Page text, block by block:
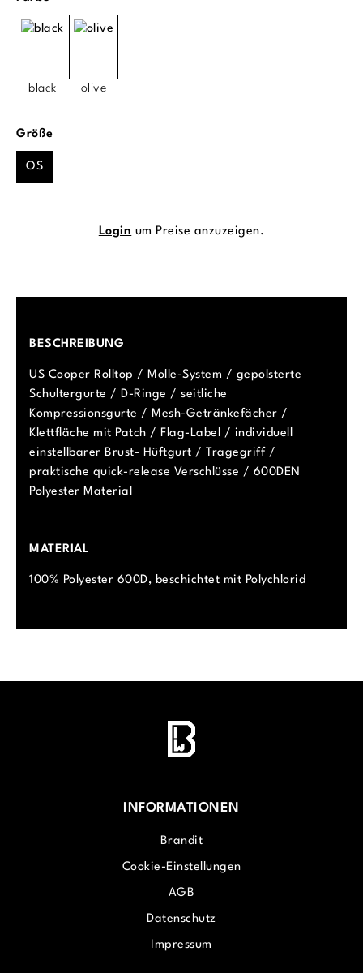
black olive
Größeauswählen
OS
Login um Preise anzuzeigen.
BESCHREIBUNG
US Cooper Rolltop / Molle-System / gepolsterte
Schultergurte / D-Ringe / seitliche
Kompressionsgurte / Mesh-Getränkefächer /
Klettfläche mit Patch / Flag-Label / individuell
einstellbarer Brust- Hüftgurt / Tragegriff /
praktische quick-release Verschlüsse / 600DEN
Polyester Material
MATERIAL
100% Polyester 600D, beschichtet mit Polychlorid
INFORMATIONEN
Brandit
Cookie-Einstellungen
AGB
Datenschutz
Impressum